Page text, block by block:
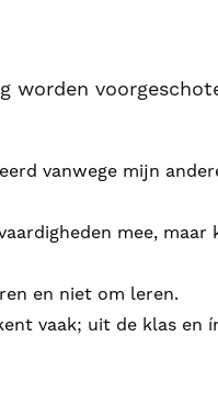
worden
vanwege mijn
mee,
en niet om leren.
vaak; uit de klas en